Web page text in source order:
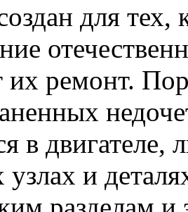
для тех,
их ремонт.
в двигателе,
узлах и